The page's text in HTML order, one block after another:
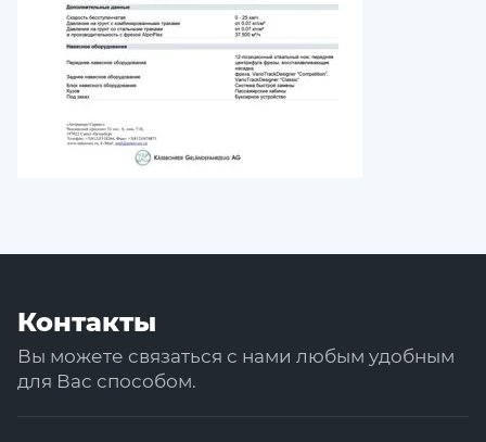
Контакты
Вы можете связаться с нами любым удобным
для Вас способом.